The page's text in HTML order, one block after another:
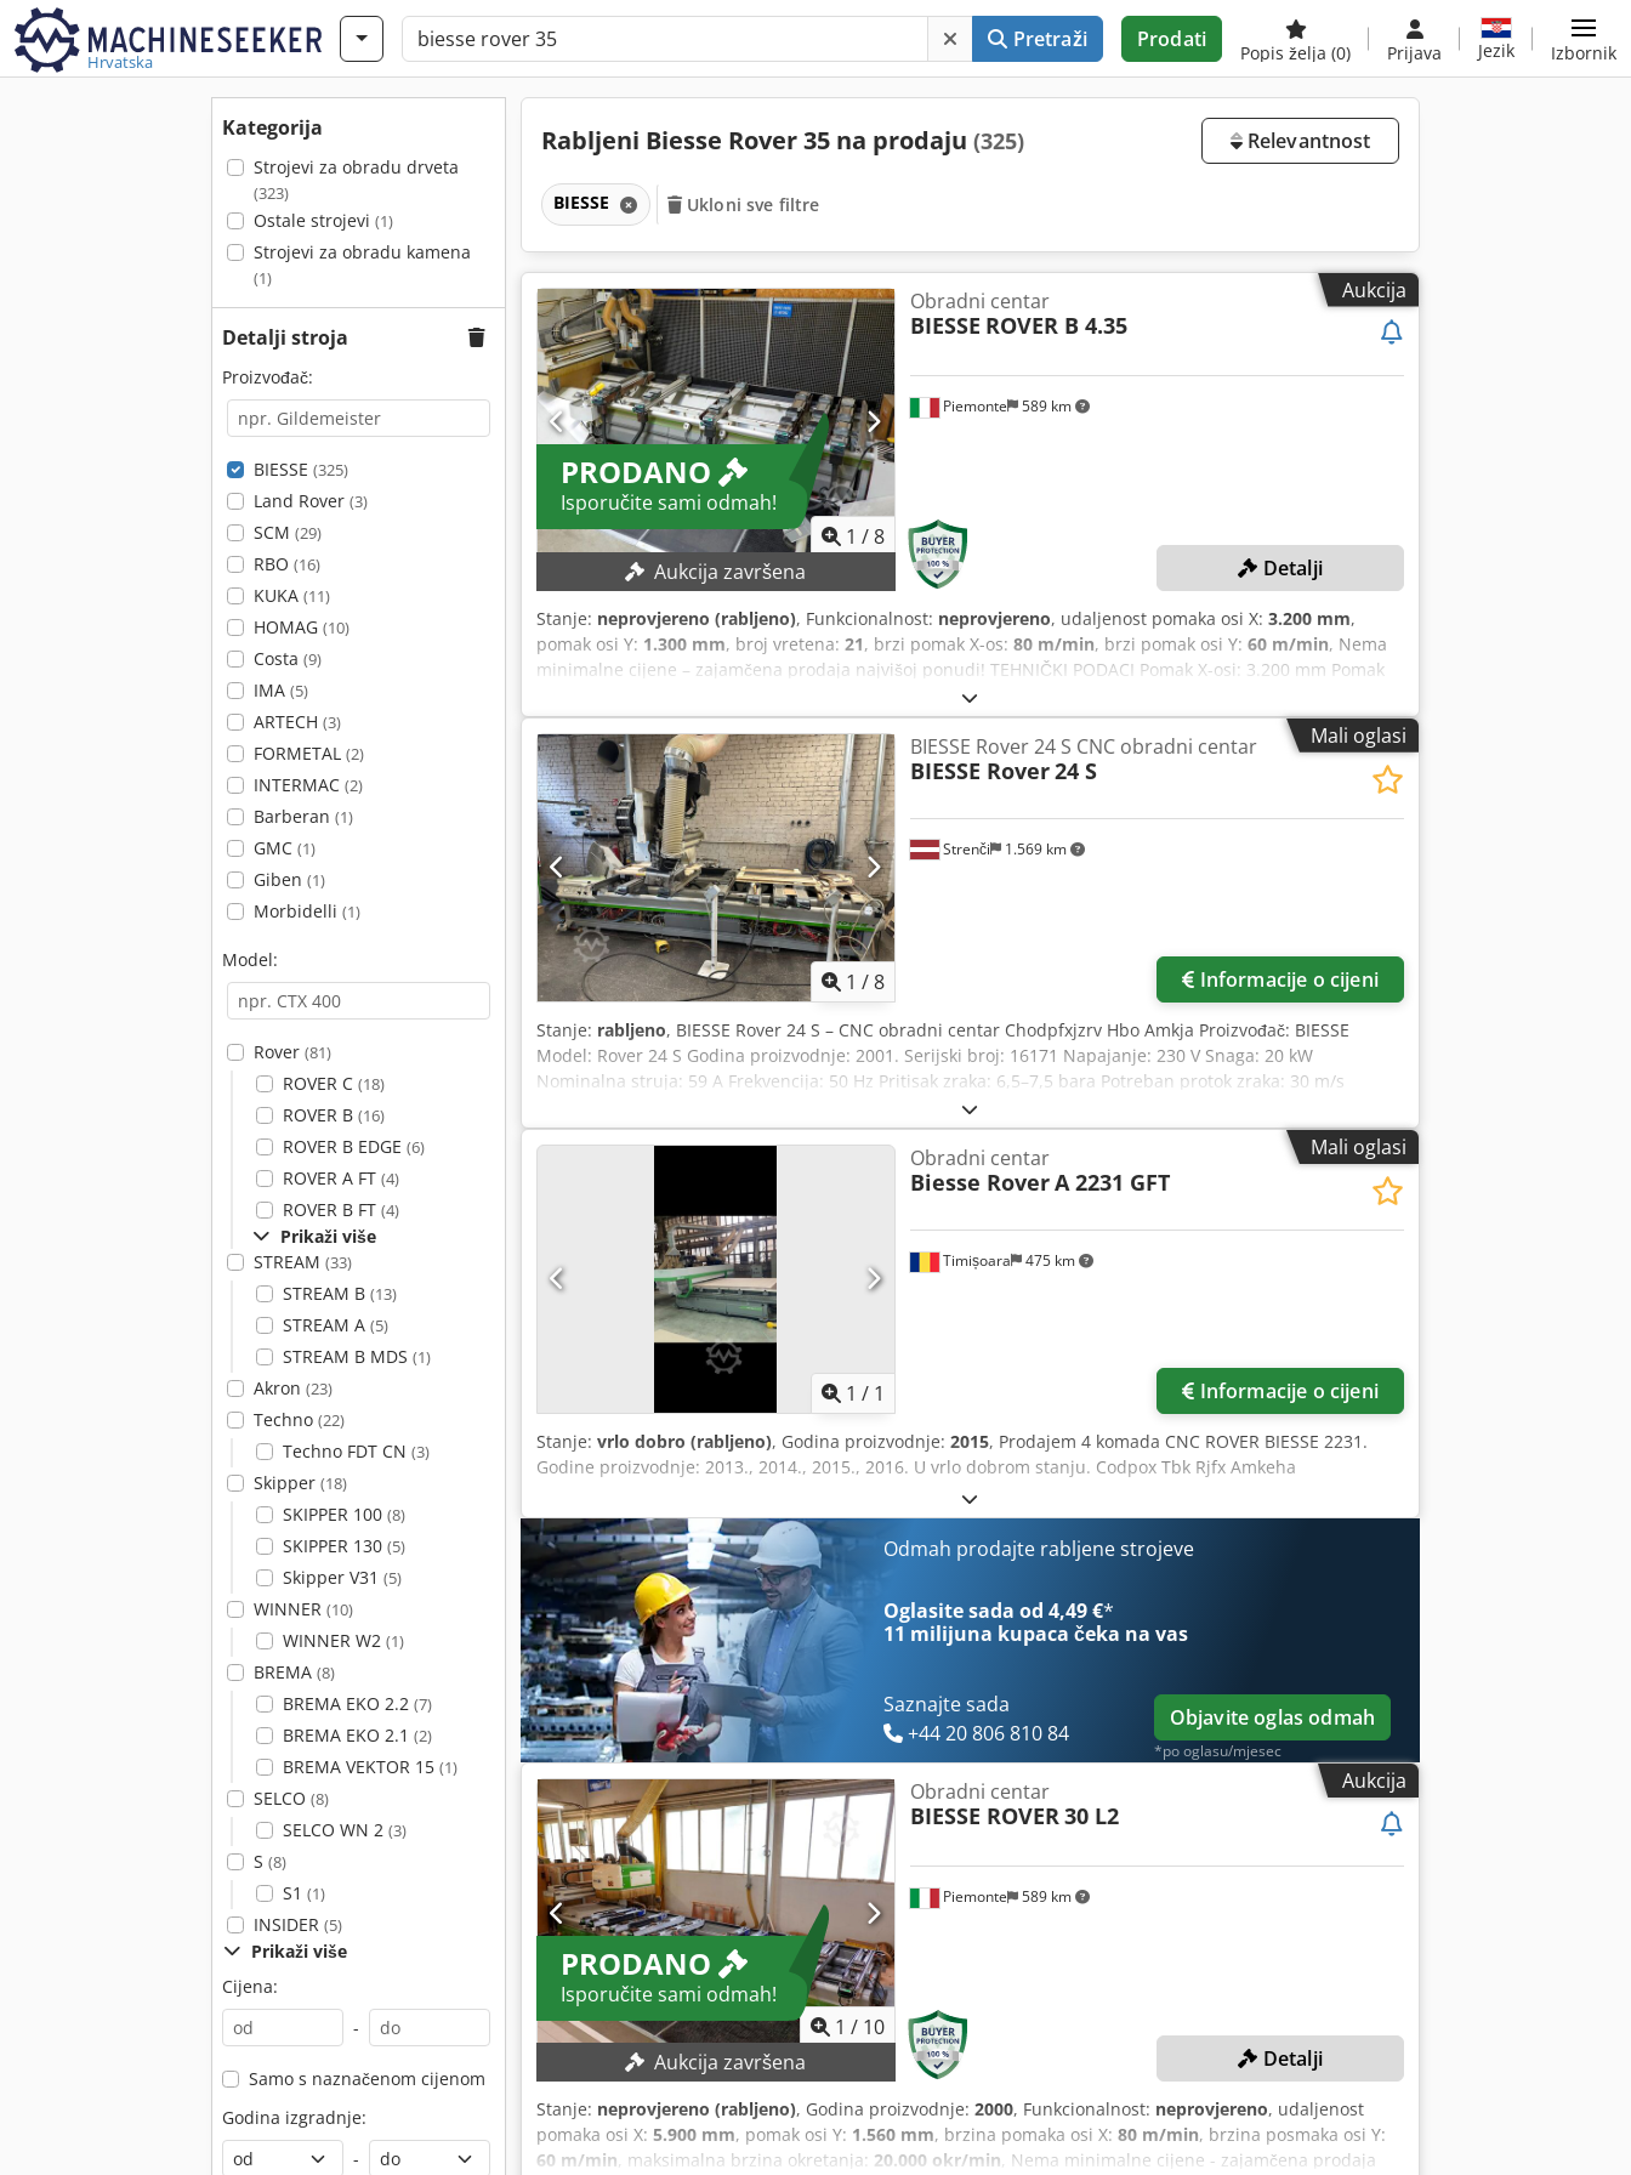
Hrvatska
Pretraži Prodati
Popis želja (0) Prijava Jezik Izbornik
Kategorija
Strojevi za obradu drveta
(323)
Ostale strojevi (1)
Strojevi za obradu kamena
(1)
Detalji stroja
Proizvođač:
BIESSE (325)
Land Rover (3)
SCM (29)
RBO (16)
KUKA (11)
HOMAG (10)
Costa (9)
IMA (5)
ARTECH (3)
FORMETAL (2)
INTERMAC (2)
Barberan (1)
GMC (1)
Giben (1)
Morbidelli (1)
Model:
Rover (81)
ROVER C (18)
ROVER B (16)
ROVER B EDGE (6)
ROVER A FT (4)
ROVER B FT (4)
Prikaži više
STREAM (33)
STREAM B (13)
STREAM A (5)
STREAM B MDS (1)
Akron (23)
Techno (22)
Techno FDT CN (3)
Skipper (18)
SKIPPER 100 (8)
SKIPPER 130 (5)
Skipper V31 (5)
WINNER (10)
WINNER W2 (1)
BREMA (8)
BREMA EKO 2.2 (7)
BREMA EKO 2.1 (2)
BREMA VEKTOR 15 (1)
SELCO (8)
SELCO WN 2 (3)
S (8)
S1 (1)
INSIDER (5)
Prikaži više
Cijena:
-
Samo s naznačenom cijenom
Godina izgradnje:
-
Rabljeni Biesse Rover 35 na prodaju (325) Relevantnost
BIESSE Ukloni sve filtre
Aukcija
PRODANO
Isporučite sami odmah!
1 /8
Aukcija završena
Piemonte 589 km
Obradni centar
BIESSE ROVER B 4.35
Detalji
Stanje: neprovjereno (rabljeno), Funkcionalnost: neprovjereno, udaljenost pomaka osi X: 3.200 mm,
pomak osi Y: 1.300 mm, broj vretena: 21, brzi pomak X-os: 80 m/min, brzi pomak osi Y: 60 m/min, Nema
minimalne cijene – zajamčena prodaja najvišoj ponudi! TEHNIČKI PODACI Pomak X-osi: 3.200 mm Pomak
Y-osi: 1.300 mm Brzina pomaka X-osi: 80 m/min Brzina pomaka Y-osi: 60 m/min Brzina pomaka Z-osi: 25
m/min Broj grede s usisom: 6 VRETENA Broj vertikalnih bušilnih vretena: 15 Broj horizontalnih bušilnih
vretena u X-smjeru: 4 Chjdsytr Ryopfx Amkea Broj horizontalnih bušilnih vretena u Y-smjeru: 2 Ukupan
broj vretena: 21 JEDINICA ZA GLODANJE Broj osovina: 3 Maksimalna brzina vrtnje: 24.000 o/min Snaga
motora: 9 kW REVOLVERSKI NOSAČ ALATA Broj pozicija: 10 DETALJI STROJA Ukupna snaga: 26 kW OPREMA
Vakuumska pumpa WINDOWS upravljački sustav WRT softver za programiranje stroja Napomena: Konusi i
glodala nisu uključeni u opseg isporuke. Sigurnosne ograde se isporučuju prema raspoloživosti (desna
strana nedostaje). Stroj se prodaje i isporučuje u svom stvarnom i pravnom stanju ("viđeno-kupljeno") na
temelju foto dokumentacije i tehničkih/komercijalnih dokumenata opisnog karaktera. Kupac ima pravo
pregledati robu prije preuzimanja te preuzima odgovornost za montažu, osiguranje i korištenje stroja na
odredištu. Vanjska referenca: 8174
Mali oglasi
1 /8
Strenči 1.569 km
BIESSE Rover 24 S CNC obradni centar
BIESSE Rover24 S
Informacije o cijeni
Stanje: rabljeno, BIESSE Rover 24 S – CNC obradni centar Chodpfxjzrv Hbo Amkja Proizvođač: BIESSE
Model: Rover 24 S Godina proizvodnje: 2001. Serijski broj: 16171 Napajanje: 230 V Snaga: 20 kW
Nominalna struja: 59 A Frekvencija: 50 Hz Pritisak zraka: 6,5–7,5 bara Potreban protok zraka: 30 m/s
Mali oglasi
1 / 1
Timișoara 475 km
Obradni centar
Biesse RoverA 2231 GFT
Informacije o cijeni
Stanje: vrlo dobro (rabljeno), Godina proizvodnje: 2015, Prodajem 4 komada CNC ROVER BIESSE 2231.
Godine proizvodnje: 2013., 2014., 2015., 2016. U vrlo dobrom stanju. Codpox Tbk Rjfx Amkeha
Odmah prodajte rabljene strojeve
Oglasite sada od 4,49 €*
11 milijuna kupaca čeka na vas
Saznajte sada
+44 20 806 810 84
Objavite oglas odmah
*po oglasu/mjesec
Aukcija
PRODANO
Isporučite sami odmah!
1 / 10
Aukcija završena
Piemonte 589 km
Obradni centar
BIESSE ROVER30 L2
Detalji
Stanje: neprovjereno (rabljeno), Godina proizvodnje: 2000, Funkcionalnost: neprovjereno, udaljenost
pomaka osi X: 5.900 mm, pomak osi Y: 1.560 mm, brzina pomaka osi X: 80 m/min, brzina posmaka osi Y:
60 m/min, maksimalna brzina okretanja: 20.000 okr/min, Nema minimalne cijene - zajamčena prodaja